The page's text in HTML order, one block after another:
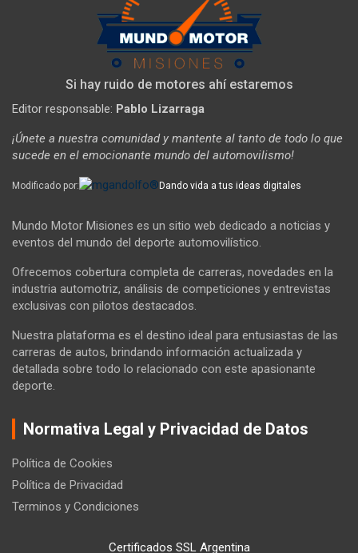
Si hay ruido de motores ahí estaremos
Editor responsable: Pablo Lizarraga
¡Únete a nuestra comunidad y mantente al tanto de todo lo que
sucede en el emocionante mundo del automovilismo!
Modificado por: Dando vida a tus ideas digitales
Mundo Motor Misiones es un sitio web dedicado a noticias y
eventos del mundo del deporte automovilístico.
Ofrecemos cobertura completa de carreras, novedades en la
industria automotriz, análisis de competiciones y entrevistas
exclusivas con pilotos destacados.
Nuestra plataforma es el destino ideal para entusiastas de las
carreras de autos, brindando información actualizada y
detallada sobre todo lo relacionado con este apasionante
deporte.
Normativa Legal y Privacidad de Datos
Política de Cookies
Política de Privacidad
Terminos y Condiciones
Certificados SSL Argentina